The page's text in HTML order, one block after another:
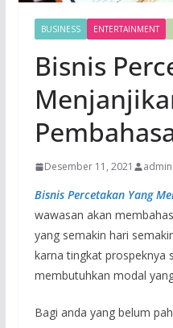
BUSINESS ENTERTAINMENT
Bisnis
Desember 11, 2021 admin
Bisnis Percetakan Yang
wawasan akan
yang semakin hari
karna tingkat prospeknya
membutuhkan modal
Bagi anda yang belum